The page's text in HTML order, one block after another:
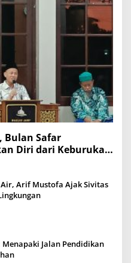
Bulan Safar
Diri dari Keburukan
Kebaikan
Air, Arif Mustofa Ajak Sivitas
Jalan Pendidikan